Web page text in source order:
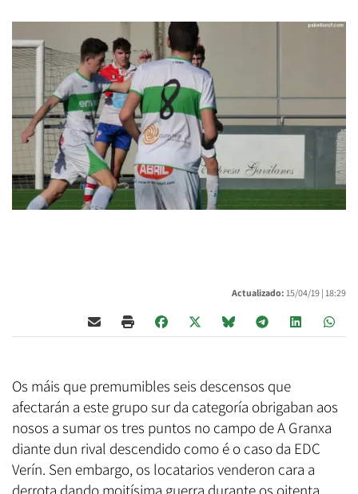
Actualizado: 15/04/19 | 18:29
Os máis que premumibles seis descensos que
afectarán a este grupo sur da categoría obrigaban aos
nosos a sumar os tres puntos no campo de A Granxa
diante dun rival descendido como é o caso da EDC
Verín. Sen embargo, os locatarios venderon cara a
derrota dando moitísima guerra durante os oitenta